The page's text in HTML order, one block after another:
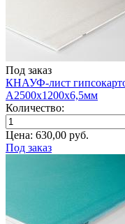
Под заказ
КНАУФ-лист
A2500х1200х6,5мм
Количество:
Цена: 630,00 руб.
Под заказ